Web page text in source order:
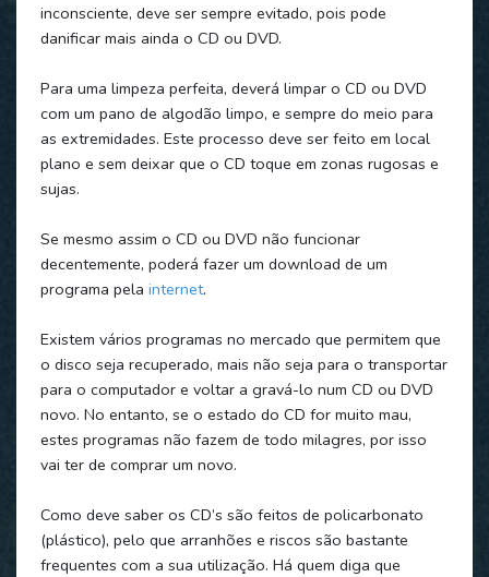
inconsciente, deve ser sempre evitado, pois pode
danificar mais ainda o CD ou DVD.
Para uma limpeza perfeita, deverá limpar o CD ou DVD
com um pano de algodão limpo, e sempre do meio para
as extremidades. Este processo deve ser feito em local
plano e sem deixar que o CD toque em zonas rugosas e
sujas.
Se mesmo assim o CD ou DVD não funcionar
decentemente, poderá fazer um download de um
programa pela internet.
Existem vários programas no mercado que permitem que
o disco seja recuperado, mais não seja para o transportar
para o computador e voltar a gravá-lo num CD ou DVD
novo. No entanto, se o estado do CD for muito mau,
estes programas não fazem de todo milagres, por isso
vai ter de comprar um novo.
Como deve saber os CD’s são feitos de policarbonato
(plástico), pelo que arranhões e riscos são bastante
frequentes com a sua utilização. Há quem diga que